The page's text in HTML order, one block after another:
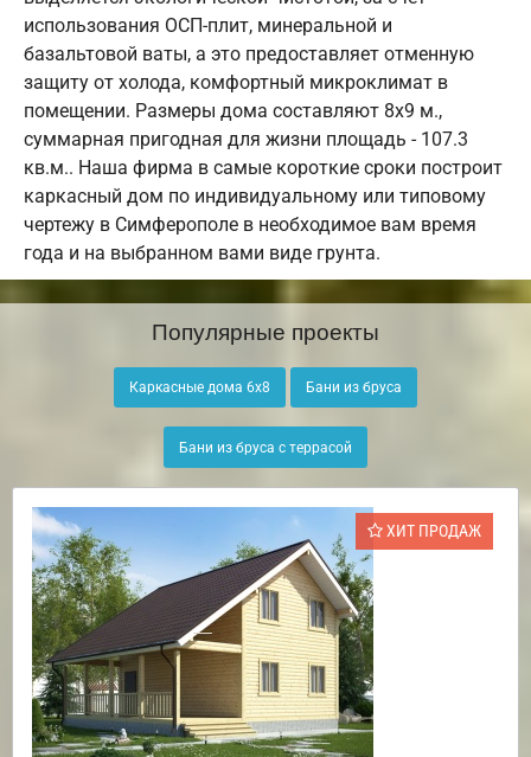
использования ОСП-плит, минеральной и
базальтовой ваты, а это предоставляет отменную
защиту от холода, комфортный микроклимат в
помещении. Размеры дома составляют 8х9 м.,
суммарная пригодная для жизни площадь - 107.3
кв.м.. Наша фирма в самые короткие сроки построит
каркасный дом по индивидуальному или типовому
чертежу в Симферополе в необходимое вам время
года и на выбранном вами виде грунта.
Популярные проекты
Каркасные дома 6х8 Бани из бруса
Бани из бруса с террасой
ХИТ ПРОДАЖ